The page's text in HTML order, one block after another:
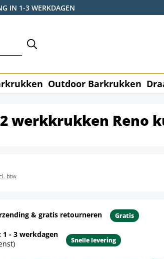
IN 1-3 WERKDAGEN
Outdoor Barkrukken
werkkrukken Reno
btw
& gratis retourneren Gratis
1 - 3 werkdagen
Snelle levering